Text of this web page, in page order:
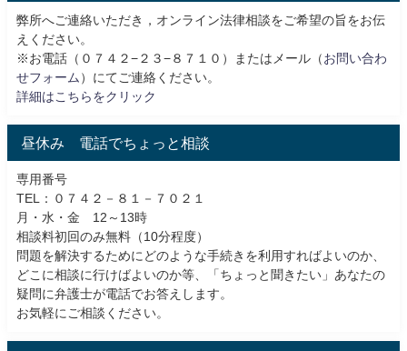
弊所へご連絡いただき，オンライン法律相談をご希望の旨をお伝
えください。
※お電話（０７４２−２３−８７１０）またはメール（ お問い合わ
せフォーム ）にてご連絡ください。
詳細はこちらをクリック
昼休み 電話でちょっと相談
専用番号
TEL：０７４２－８１－７０２１
月・水・金 12～13時
相談料初回のみ無料（10分程度）
問題を解決するためにどのような手続きを利用すればよいのか、
どこに相談に行けばよいのか等、「ちょっと聞きたい」あなたの
疑問に弁護士が電話でお答えします。
お気軽にご相談ください。